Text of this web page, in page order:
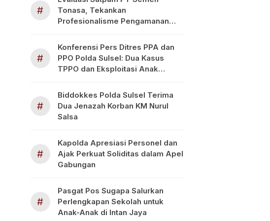
#
Tonasa, Tekankan
Profesionalisme Pengamanan
#
Konferensi Pers Ditres PPA dan
PPO Polda Sulsel: Dua Kasus
TPPO dan Eksploitasi Anak
#
Biddokkes Polda Sulsel Terima
Dua Jenazah Korban KM Nurul
Salsa
#
Kapolda Apresiasi Personel dan
Ajak Perkuat Soliditas dalam Apel
Gabungan
#
Pasgat Pos Sugapa Salurkan
Perlengkapan Sekolah untuk
Anak-Anak di Intan Jaya